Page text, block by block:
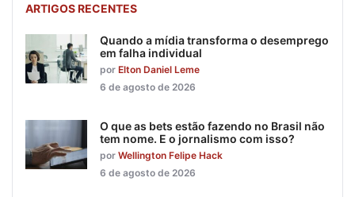
ARTIGOS RECENTES
Quando a mídia transforma o desemprego
em falha individual
por Elton Daniel Leme
6 de agosto de 2026
O que as bets estão fazendo no Brasil não
tem nome. E o jornalismo com isso?
por Wellington Felipe Hack
6 de agosto de 2026